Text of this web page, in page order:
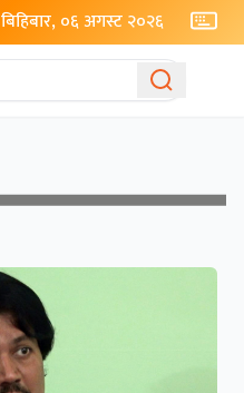
बिहिबार, ०६ अगस्ट २०२६